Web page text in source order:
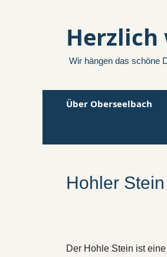
Wir hängen das schöne
Primäres
Zum
Inhalt
Über Oberseelbach
Hohler Stein
Der Hohle Stein ist